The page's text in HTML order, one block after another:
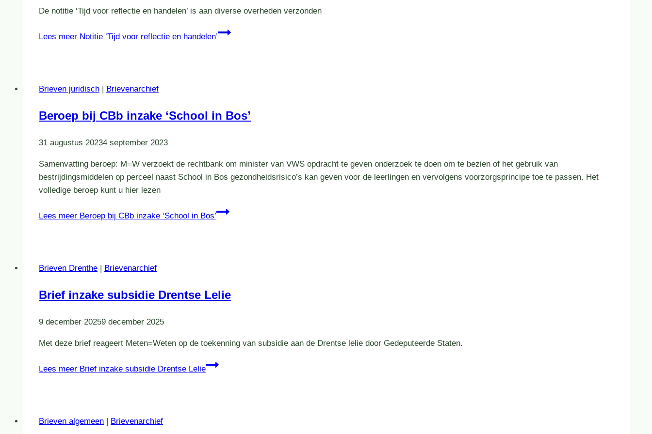
De notitie ‘Tijd voor reflectie en handelen’ is aan diverse overheden verzonden
Lees meer Notitie ‘Tijd voor reflectie en handelen’
Brieven juridisch | Brievenarchief
Beroep bij CBb inzake ‘School in Bos’
31 augustus 20234 september 2023
Samenvatting beroep: M=W verzoekt de rechtbank om minister van VWS opdracht te geven onderzoek te doen om te bezien of het gebruik van
bestrijdingsmiddelen op perceel naast School in Bos gezondheidsrisico’s kan geven voor de leerlingen en vervolgens voorzorgsprincipe toe te passen. Het
volledige beroep kunt u hier lezen
Lees meer Beroep bij CBb inzake ‘School in Bos’
Brieven Drenthe | Brievenarchief
Brief inzake subsidie Drentse Lelie
9 december 20259 december 2025
Met deze brief reageert Meten=Weten op de toekenning van subsidie aan de Drentse lelie door Gedeputeerde Staten.
Lees meer Brief inzake subsidie Drentse Lelie
Brieven algemeen | Brievenarchief